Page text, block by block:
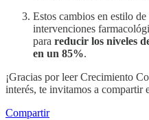
Estos cambios en estilo
intervenciones
para reducir los niveles
en un 85%.
¡Gracias por leer Crecimiento
interés, te invitamos a compartir
Compartir